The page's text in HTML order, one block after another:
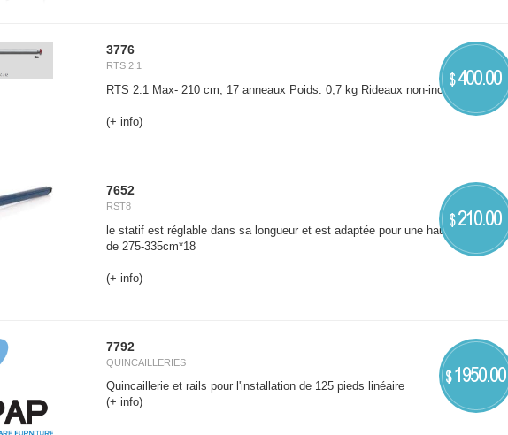
3776
RTS 2.1
$400.00
RTS 2.1 Max- 210 cm, 17 anneaux Poids: 0,7 kg Rideaux non-inclus: *17
(+ info)
7652
RST8
$210.00
le statif est réglable dans sa longueur et est adaptée pour une hauteur de
de 275-335cm*18
(+ info)
7792
QUINCAILLERIES
$1950.00
Quincaillerie et rails pour l'installation de 125 pieds linéaire
(+ info)